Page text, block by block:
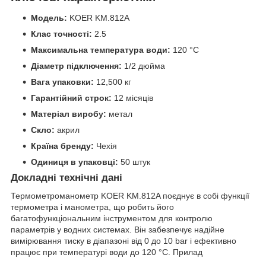
Модель: KOER KM.812A
Клас точності: 2.5
Максимальна температура води: 120 °C
Діаметр підключення: 1/2 дюйма
Вага упаковки: 12,500 кг
Гарантійний строк: 12 місяців
Матеріал виробу: метал
Скло: акрил
Країна бренду: Чехія
Одиниця в упаковці: 50 штук
Докладні технічні дані
Термометроманометр KOER KM.812A поєднує в собі функції
термометра і манометра, що робить його
багатофункціональним інструментом для контролю
параметрів у водних системах. Він забезпечує надійне
вимірювання тиску в діапазоні від 0 до 10 bar і ефективно
працює при температурі води до 120 °C. Прилад